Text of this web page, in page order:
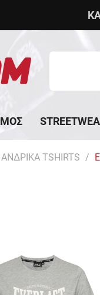
ΑΝΔΡΙΚΑ TSHIRTS